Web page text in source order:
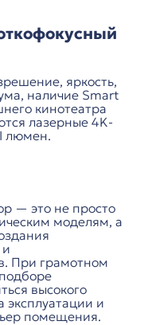
яркость,
наличие Smart
кинотеатра
лазерные 4K-
люмен.
— это не просто
моделям, а
При грамотном
высокого
эксплуатации и
помещения.